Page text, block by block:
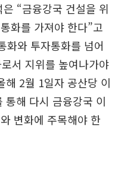
“금융강국 건설을 위
화를 가져야 한다”고
화와 투자통화를 넘어
서 지위를 높여나가야
해 2월 1일자 공산당 이
통해 다시 금융강국 이
변화에 주목해야 한